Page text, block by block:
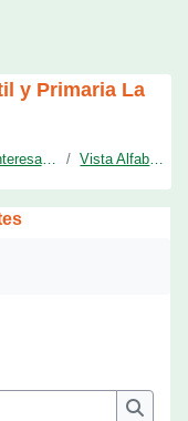
y Primaria La
Cosas interesantes Vista Alfabética